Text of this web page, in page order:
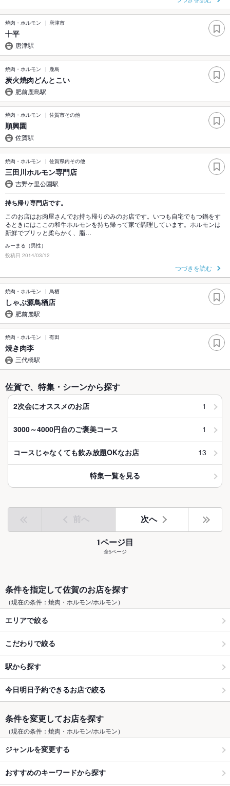
焼肉・ホルモン 唐津市
十平
唐津駅
焼肉・ホルモン 鹿島
炭火焼肉どんとこい
肥前鹿島駅
焼肉・ホルモン 佐賀市その他
順興園
佐賀駅
焼肉・ホルモン 佐賀県内その他
三田川ホルモン専門店
吉野ケ里公園駅
持ち帰り専門店です。
このお店はお肉屋さんでお持ち帰りのみのお店です。いつも自宅でもつ鍋をす
るときにはここの和牛ホルモンを持ち帰って家で調理しています。ホルモンは
新鮮でプリッと柔らかく、脂…
みーまる（男性）
投稿日 2014/03/12
つづきを読む
焼肉・ホルモン 鳥栖
しゃぶ源鳥栖店
肥前麓駅
焼肉・ホルモン 有田
焼き肉李
三代橋駅
佐賀で、特集・シーンから探す
2次会にオススメのお店 1
3000～4000円台のご褒美コース 1
コースじゃなくても飲み放題OKなお店 13
特集一覧を見る
前へ 次へ
1ページ目
全5ページ
条件を指定して佐賀のお店を探す
（現在の条件：焼肉・ホルモン/ホルモン）
エリアで絞る
こだわりで絞る
駅から探す
今日明日予約できるお店で絞る
条件を変更してお店を探す
（現在の条件：焼肉・ホルモン/ホルモン）
ジャンルを変更する
おすすめのキーワードから探す